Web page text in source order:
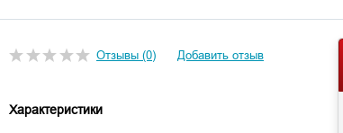
Отзывы (0) Добавить отзыв
Характеристики